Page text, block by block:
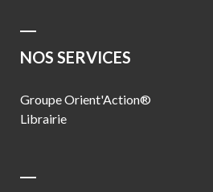
NOS SERVICES
Groupe Orient'Action®
Librairie